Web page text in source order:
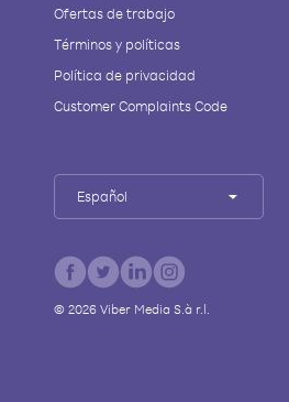
Ofertas de trabajo
Términos y políticas
Política de privacidad
Customer Complaints Code
Español
© 2026Viber Media S.à r.l.